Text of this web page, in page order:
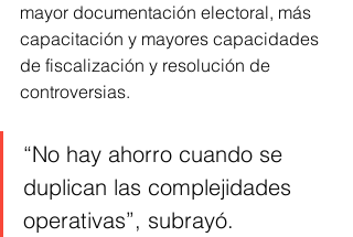
mayor documentación electoral, más
capacitación y mayores capacidades
de fiscalización y resolución de
controversias.
“No hay ahorro cuando se
duplican las complejidades
operativas”, subrayó.